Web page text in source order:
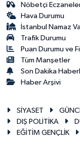
Nöbetçi
Hava Durumu
İstanbul Namaz
Trafik Durumu
Puan Durumu ve
Tüm Manşetler
Son Dakika
Haber Arşivi
SİYASET
DIŞ POLİTİKA
EĞİTİM GENÇLİK